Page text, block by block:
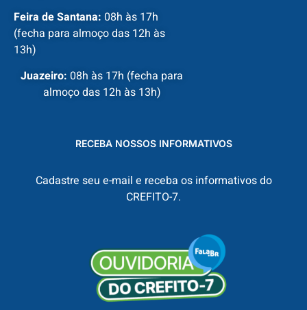
Feira de Santana: 08h às 17h
(fecha para almoço das 12h às
13h)
Juazeiro: 08h às 17h (fecha para
almoço das 12h às 13h)
RECEBA NOSSOS INFORMATIVOS
Cadastre seu e-mail e receba os informativos do
CREFITO-7.